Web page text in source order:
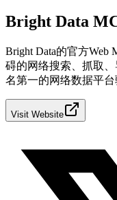
Bright Data
Bright Data的官方Web
碍的网络搜索、抓取
名第一的网络数据平台
Visit Website